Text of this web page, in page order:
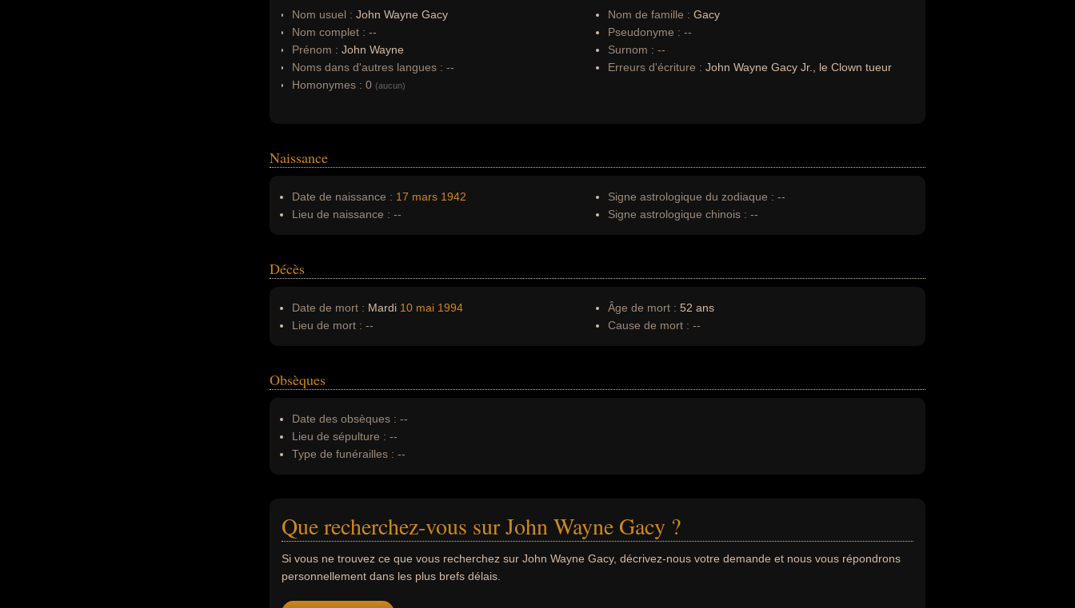
Nom usuel : John Wayne Gacy
Nom complet : --
Prénom : John Wayne
Noms dans d'autres langues : --
Homonymes : 0 (aucun)
Nom de famille : Gacy
Pseudonyme : --
Surnom : --
Erreurs d'écriture : John Wayne Gacy Jr., le Clown tueur
Naissance
Date de naissance : 17 mars 1942
Lieu de naissance : --
Signe astrologique du zodiaque : --
Signe astrologique chinois : --
Décès
Date de mort : Mardi 10 mai 1994
Lieu de mort : --
Âge de mort : 52 ans
Cause de mort : --
Obsèques
Date des obsèques : --
Lieu de sépulture : --
Type de funérailles : --
Que recherchez-vous sur John Wayne Gacy ?
Si vous ne trouvez ce que vous recherchez sur John Wayne Gacy, décrivez-nous votre demande et nous vous répondrons
personnellement dans les plus brefs délais.